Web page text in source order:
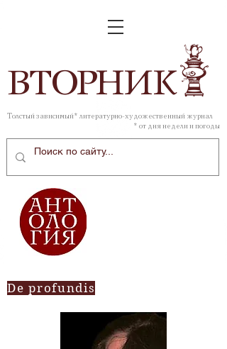
ВТОРНИК
Толстый зависимый* литературно-художественный журнал
* от дня недели и погоды
De profundis